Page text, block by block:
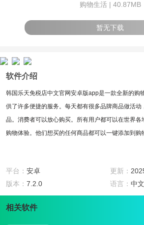
购物生活 | 40.87MB
暂无下载
软件介绍
韩国乐天免税店中文官网安卓版app是一款全新的购
供了许多便捷的服务。每天都有很多品牌商品做活
品。消费者可以放心购买。所有用户都可以在世界
购物体验。他们想买的任何商品都可以一键添加到
1、韩国乐天免税店官网版每天更新受欢迎的产品，
2、大量的官方真品，如果你想买的话可以在这里找
3、大额优惠券可以让你以最低的价格将产品带回家
软件用法
平台： 安卓 更新：
版本： 7.2.0 语言： 中
相关软件